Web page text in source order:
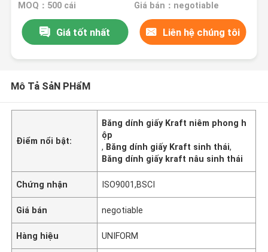
MOQ：500 cái Giá bán：negotiable
Giá tốt nhất Liên hệ chúng tôi
Mô Tả SảN PHẩM
Điểm nổi bật:
Băng dính giấy Kraft niêm phong h
ộp
, Băng dính giấy Kraft sinh thái,
Băng dính giấy kraft nâu sinh thái
Chứng nhận ISO9001,BSCI
Giá bán negotiable
Hàng hiệu UNIFORM